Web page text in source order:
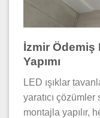
İzmir Ödemiş
Yapımı
LED ışıklar
yaratıcı
montajla yapılır,